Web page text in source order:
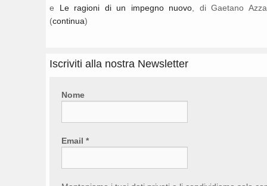
e Le ragioni di un impegno nuovo , di Gaetano
(continua)
Iscriviti alla nostra Newsletter
Nome
Email *